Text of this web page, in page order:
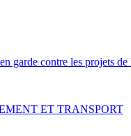
garde contre les projets
ET TRANSPORT